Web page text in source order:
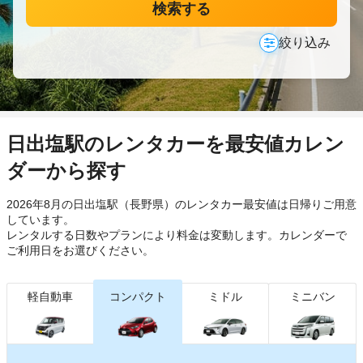
検索する
絞り込み
日出塩駅のレンタカーを最安値カレン
ダーから探す
2026年8月の日出塩駅（長野県）のレンタカー最安値は日帰り ご用意
しています。
レンタルする日数やプランにより料金は変動します。カレンダーで
ご利用日をお選びください。
軽自動車 コンパクト ミドル ミニバン